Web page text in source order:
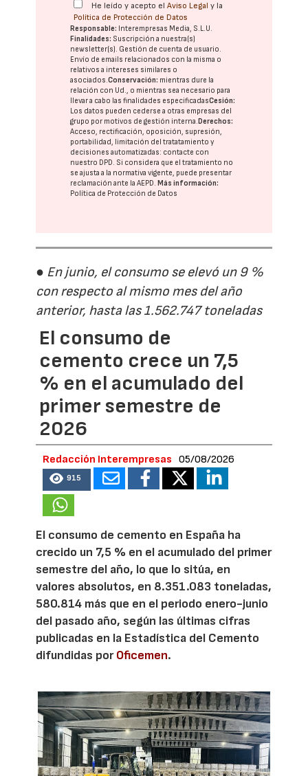
He leído y acepto elAviso Legal y la
Política de Protección de Datos
Responsable: Interempresas Media, S.L.U.
Finalidades: Suscripción a nuestra(s)
newsletter(s). Gestión de cuenta de usuario.
Envío de emails relacionados con la misma o
relativos a intereses similares o
asociados.Conservación: mientras dure la
relación con Ud., o mientras sea necesario para
llevar a cabo las finalidades especificadasCesión:
Los datos pueden cederse a otras empresas del
grupo por motivos de gestión interna. Derechos:
Acceso, rectificación, oposición, supresión,
portabilidad, limitación del tratatamiento y
decisiones automatizadas: contacte con
nuestro DPD. Si considera que el tratamiento no
se ajusta a la normativa vigente, puede presentar
reclamación ante laAEPD. Más información:
Política de Protección de Datos
● En junio, el consumo se elevó un 9 %
con respecto al mismo mes del año
anterior, hasta las 1.562.747 toneladas
El consumo de
cemento crece un 7,5
% en el acumulado del
primer semestre de
2026
Redacción Interempresas 05/08/2026
915
El consumo de cemento en España ha
crecido un 7,5 % en el acumulado del primer
semestre del año, lo que lo sitúa, en
valores absolutos, en 8.351.083 toneladas,
580.814 más que en el periodo enero-junio
del pasado año, según las últimas cifras
publicadas en la Estadística del Cemento
difundidas porOficemen.